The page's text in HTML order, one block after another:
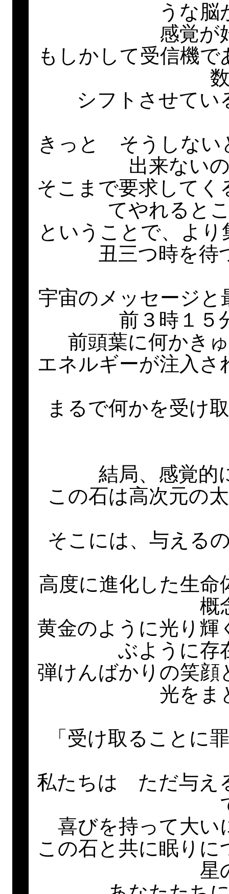
うな脳
感覚が
もしかして受信機
シフトさせてい
きっと そうしない
出来ない
そこまで要求して
てやれると
ということで、よ
丑三つ時を待
宇宙のメッセージ
前３時１５
前頭葉に何かき
エネルギーが注入
まるで何かを受け
結局、感覚
この石は高次元の
そこには、与える
高度に進化した生
概
黄金のように光り輝
ぶように存
弾けんばかりの笑
光をま
「受け取ることに
私たちは ただ与え
喜びを持って大い
この石と共に眠り
星